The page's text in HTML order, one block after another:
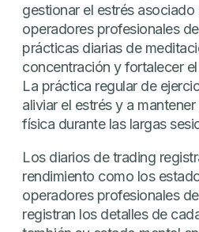
gestionar el estrés
operadores profesionales
prácticas diarias de
concentración y fortalecer
La práctica regular de
aliviar el estrés y a
física durante las largas
Los diarios de trading
rendimiento como los
operadores profesionales
registran los detalles de